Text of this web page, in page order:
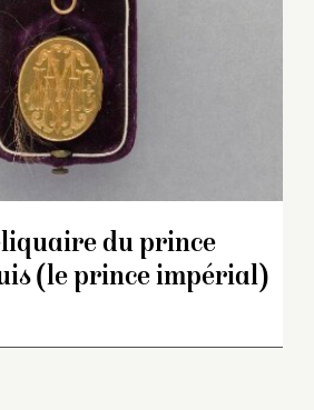
du prince
(le prince impérial)